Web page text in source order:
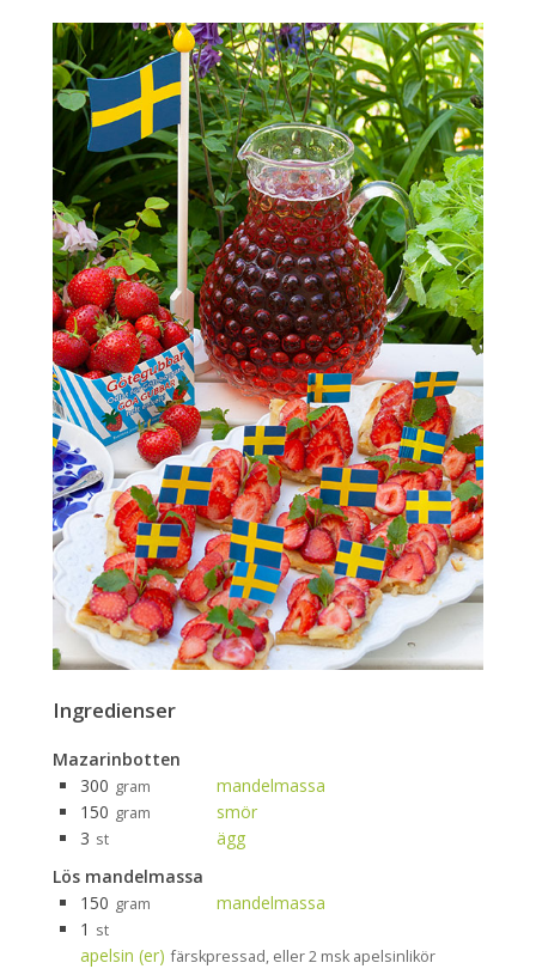
Ingredienser
Mazarinbotten
300 gram
mandelmassa
150 gram
smör
3 st
ägg
Lös mandelmassa
150 gram
mandelmassa
1 st
apelsin (er) färskpressad, eller 2 msk apelsinlikör